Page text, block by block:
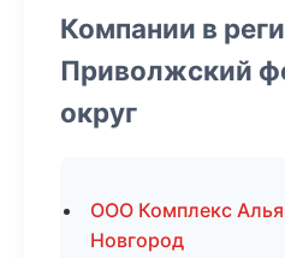
Компании в
Приволжский
округ
ООО Комплекс
Новгород